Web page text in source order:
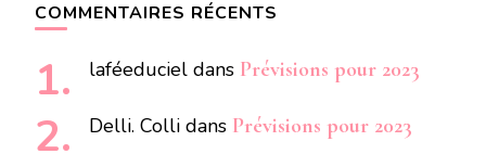
COMMENTAIRES RÉCENTS
laféeduciel dans Prévisions pour 2023
Delli. Colli dans Prévisions pour 2023